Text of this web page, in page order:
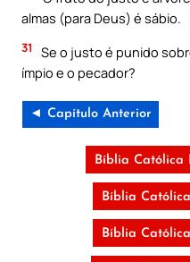
almas (para Deus) é sábio.
31
Se o justo é punido
ímpio e o pecador?
◄ Capítulo Anterior
Bíblia Católica
Bíblia
Bíblia